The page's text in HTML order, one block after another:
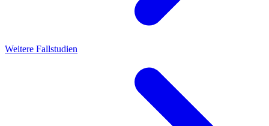
Weitere Fallstudien